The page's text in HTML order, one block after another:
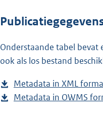
n
o
a
p
u
t
n
d
g
r
w
l
o
d
p
s
a
n
s
g
Onderstaande tabel bevat
ook als los bestand
Metadata in XML
Metadata in OWMS